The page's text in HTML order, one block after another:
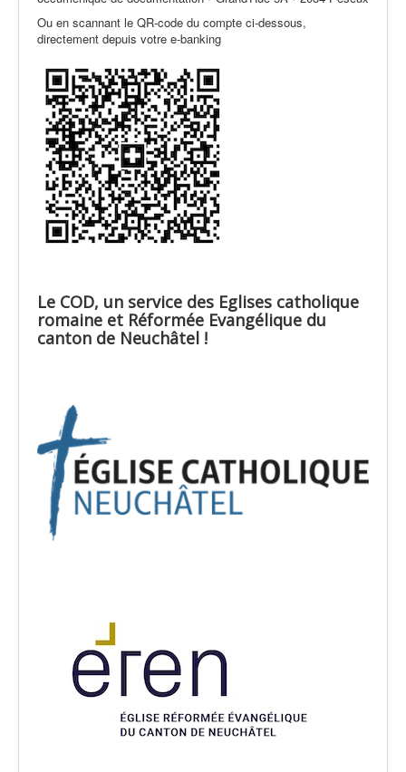
Ou en scannant le QR-code du compte ci-dessous,
directement depuis votre e-banking
Le COD, un service des Eglises catholique
romaine et Réformée Evangélique du
canton de Neuchâtel !